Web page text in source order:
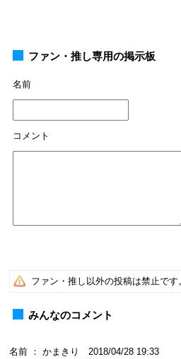
ファン・推し専用の掲示板
名前
コメント
ファン・推し以外の投稿は禁止で
みんなのコメント
名前 ： かまきり 2018/04/28 19:33